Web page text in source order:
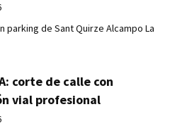
parking de Sant Quirze Alcampo La
corte de calle con
vial profesional